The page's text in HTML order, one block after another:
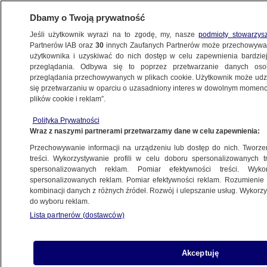
ŚWIAT
"Dzień, na który długo czekaliśmy"
17.06.2025, 10:34
Posłuchaj artykułu
Czyta lektor AI
Dbamy o Twoją prywatność
Jeśli użytkownik wyrazi na to zgodę, my, naszepodmioty
Partnerów IAB oraz30 innych Zaufanych Partnerów może
użytkownika i uzyskiwać do nich dostęp w celu zapewnienia
przeglądania. Odbywa się to poprzez przetwarzanie danych
przeglądania przechowywanych w plikach cookie. Użytkownik może
się przetwarzaniu w oparciu o uzasadniony interes w dowolnym
plików cookie i reklam”.
Polityka Prywatności
Wraz z naszymi partnerami przetwarzamy dane w celu zapewnienia:
Przechowywanie informacji na urządzeniu lub dostęp do nich.
treści. Wykorzystywanie profili w celu doboru spersonalizowanych
spersonalizowanych reklam. Pomiar efektywności treści.
spersonalizowanych reklam. Pomiar efektywności reklam.
kombinacji danych z różnych źródeł. Rozwój i ulepszanie usług.
do wyboru reklam.
Lista partnerów (dostawców)
Akceptuję